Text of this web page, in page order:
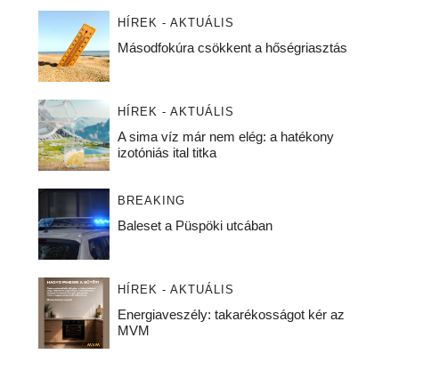
HÍREK - AKTUÁLIS
Másodfokúra csökkent a hőségriasztás
HÍREK - AKTUÁLIS
A sima víz már nem elég: a hatékony
izotóniás ital titka
BREAKING
Baleset a Püspöki utcában
HÍREK - AKTUÁLIS
Energiaveszély: takarékosságot kér az
MVM